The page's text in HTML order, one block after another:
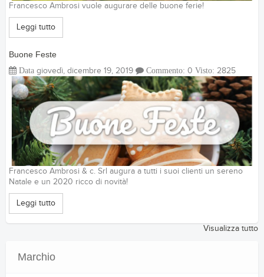
Francesco Ambrosi vuole augurare delle buone ferie!
Leggi tutto
Buone Feste
Data giovedì, dicembre 19, 2019 Commento: 0 Visto: 2825
Francesco Ambrosi & c. Srl augura a tutti i suoi clienti un sereno
Natale e un 2020 ricco di novità!
Leggi tutto
Visualizza tutto
Marchio